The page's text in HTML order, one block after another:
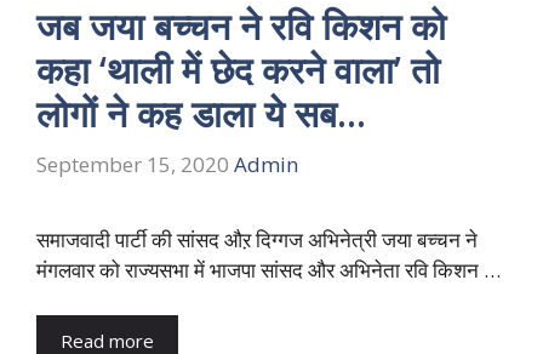
जब जया बच्चन ने रवि किशन को
कहा ‘थाली में छेद करने वाला’ तो
लोगों ने कह डाला ये सब…
September 15, 2020 Admin
समाजवादी पार्टी की सांसद औऱ दिग्गज अभिनेत्री जया बच्चन ने
मंगलवार को राज्यसभा में भाजपा सांसद और अभिनेता रवि किशन …
Read more